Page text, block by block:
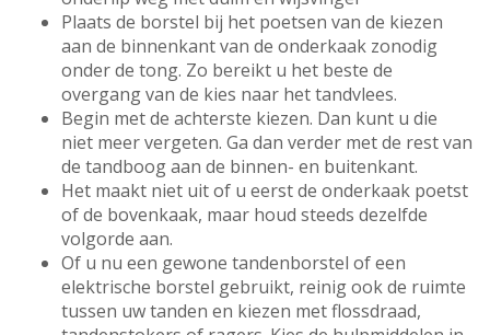
Plaats de borstel bij het poetsen van de kiezen
aan de binnenkant van de onderkaak zonodig
onder de tong. Zo bereikt u het beste de
overgang van de kies naar het tandvlees.
Begin met de achterste kiezen. Dan kunt u die
niet meer vergeten. Ga dan verder met de rest van
de tandboog aan de binnen- en buitenkant.
Het maakt niet uit of u eerst de onderkaak poetst
of de bovenkaak, maar houd steeds dezelfde
volgorde aan.
Of u nu een gewone tandenborstel of een
elektrische borstel gebruikt, reinig ook de ruimte
tussen uw tanden en kiezen met flossdraad,